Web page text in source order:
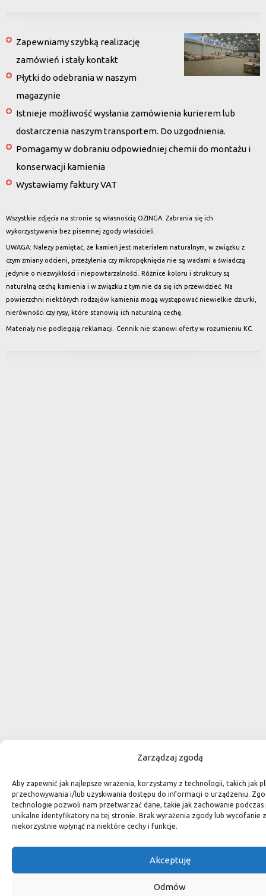
Zarządzaj zgodą
Aby zapewnić jak najlepsze wrażenia, korzystamy z technologii, takich jak
przechowywania i/lub uzyskiwania dostępu do informacji o urządzeniu.
technologie pozwoli nam przetwarzać dane, takie jak zachowanie podczas
unikalne identyfikatory na tej stronie. Brak wyrażenia zgody lub wycofanie
niekorzystnie wpłynąć na niektóre cechy i funkcje.
Akceptuję
Odmów
Zapewniamy szybką realizację
zamówień i stały kontakt
Płytki do odebrania w naszym
magazynie
Istnieje możliwość wysłania zamówienia kurierem lub
dostarczenia naszym transportem. Do uzgodnienia.
Pomagamy w dobraniu odpowiedniej chemii do montażu i
konserwacji kamienia
Wystawiamy faktury VAT
Wszystkie zdjęcia na stronie są własnością OZINGA. Zabrania się ich
wykorzystywania bez pisemnej zgody właścicieli.
UWAGA: Należy pamiętać, że kamień jest materiałem naturalnym, w związku z
czym zmiany odcieni, przeżylenia czy mikropęknięcia nie są wadami a świadczą
jedynie o niezwykłości i niepowtarzalności. Różnice koloru i struktury są
naturalną cechą kamienia i w związku z tym nie da się ich przewidzieć. Na
powierzchni niektórych rodzajów kamienia mogą występować niewielkie dziurki,
nierówności czy rysy, które stanowią ich naturalną cechę.
Materiały nie podlegają reklamacji. Cennik nie stanowi oferty w rozumieniu KC.